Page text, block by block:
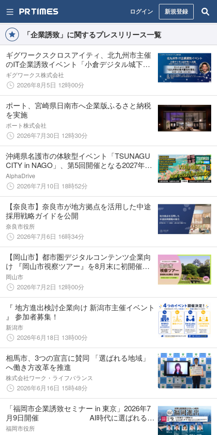
ログイン 新規登録
「企業誘致」に関するプレスリリース一覧
ギグワークスクロスアイティ、北九州市主催
のIT企業誘致イベント「小倉デジタル城下町
in 大阪」に登壇
ギグワークス株式会社
2026年8月5日 12時00分
ポート、宮崎県日南市へ企業版ふるさと納税
を実施
ポート株式会社
2026年7月30日 12時30分
沖縄県名護市の体験型イベント「TSUNAGU
CITY in NAGO」、第5回開催となる2027年に
大幅リニューアル
AlphaDrive
2026年7月10日 18時52分
【奈良市】奈良市が地方拠点を活用した中途
採用戦略ガイドを公開
奈良市役所
2026年7月6日 16時34分
【岡山市】都市圏デジタルコンテンツ企業向
け 『岡山市視察ツアー』を8月末に初開催し
ます！【参加費無料】
岡山市
2026年7月2日 12時00分
『 地方進出検討企業向け 新潟市主催イベント
』 参加者募集！
新潟市
2026年6月18日 13時00分
相馬市、3つの宣言に賛同 「選ばれる地域」
へ働き方改革を推進
株式会社ワーク・ライフバランス
2026年6月16日 15時48分
「福岡市企業誘致セミナー in 東京」2026年7
月9日開催 AI時代に選ばれる都
市・福岡市の魅力を発信
福岡市役所